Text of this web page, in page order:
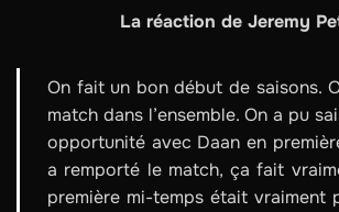
La réaction de Jeremy
On fait un bon début de saisons.
match dans l’ensemble. On a pu
opportunité avec Daan en
a remporté le match, ça fait
première mi-temps était vraiment